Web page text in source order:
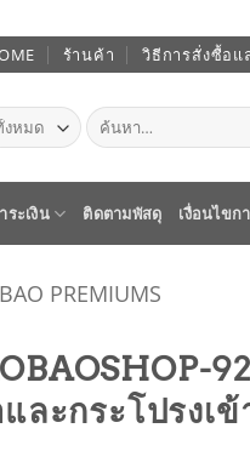
ร้านค้า วิธีการสั่งซื้อแ
ค้นหา:
ะเงิน ติดตามพัสดุ เงื่อนไข
PREMIUMS
และกระโปรงเข้